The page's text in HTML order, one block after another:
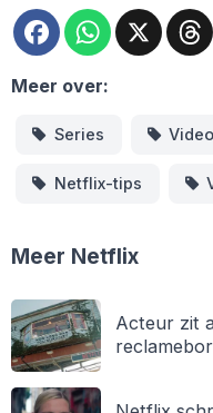
FacebookWhatsApp
X
Meer over:
Series
Netflix-tips
Meer Netflix
Acteur zit